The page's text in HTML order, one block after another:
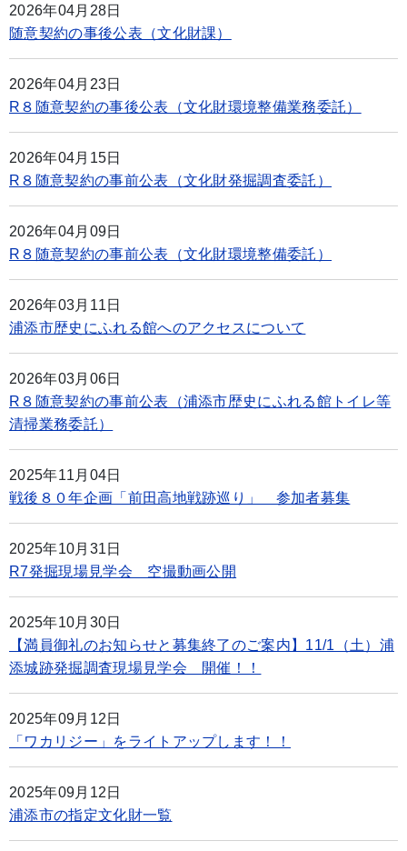
2026年04月28日
随意契約の事後公表（文化財課）
2026年04月23日
R８随意契約の事後公表（文化財環境整備業務委託）
2026年04月15日
R８随意契約の事前公表（文化財発掘調査委託）
2026年04月09日
R８随意契約の事前公表（文化財環境整備委託）
2026年03月11日
浦添市歴史にふれる館へのアクセスについて
2026年03月06日
R８随意契約の事前公表（浦添市歴史にふれる館トイレ等
清掃業務委託）
2025年11月04日
戦後８０年企画「前田高地戦跡巡り」 参加者募集
2025年10月31日
R7発掘現場見学会 空撮動画公開
2025年10月30日
【満員御礼のお知らせと募集終了のご案内】11/1（土）浦
添城跡発掘調査現場見学会 開催！！
2025年09月12日
「ワカリジー」をライトアップします！！
2025年09月12日
浦添市の指定文化財一覧